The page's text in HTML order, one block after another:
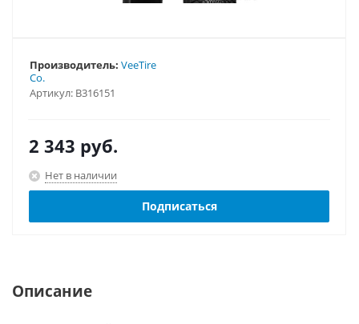
Артикул: B316151
Производитель: VeeTire
Co.
2 343 руб.
Нет в наличии
Подписаться
Описание